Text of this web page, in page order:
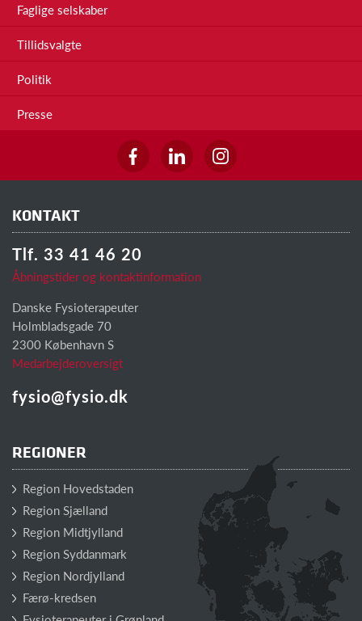
Faglige selskaber
Tillidsvalgte
Politik
Presse
KONTAKT
Tlf. 33 41 46 20
Åbningstider og kontaktinformation
Danske Fysioterapeuter
Holmbladsgade 70
2300 København S
Medarbejderoversigt
fysio@fysio.dk
REGIONER
Region Hovedstaden
Region Sjælland
Region Midtjylland
Region Syddanmark
Region Nordjylland
Færø-kredsen